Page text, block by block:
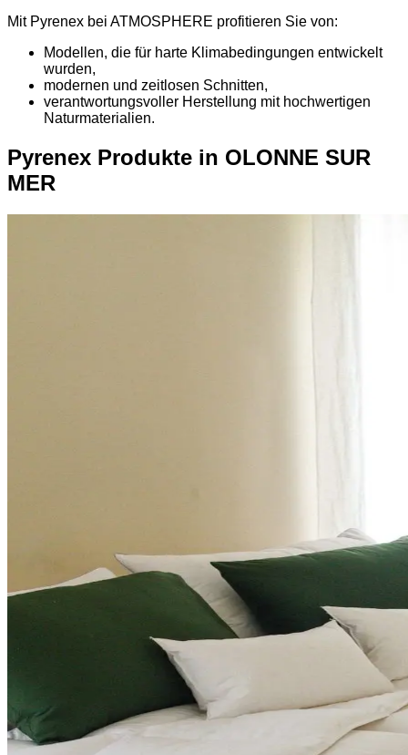
Mit Pyrenex bei ATMOSPHERE profitieren Sie von:
Modellen, die für harte Klimabedingungen entwickelt
wurden,
modernen und zeitlosen Schnitten,
verantwortungsvoller Herstellung mit hochwertigen
Naturmaterialien.
Pyrenex Produkte in OLONNE SUR
MER